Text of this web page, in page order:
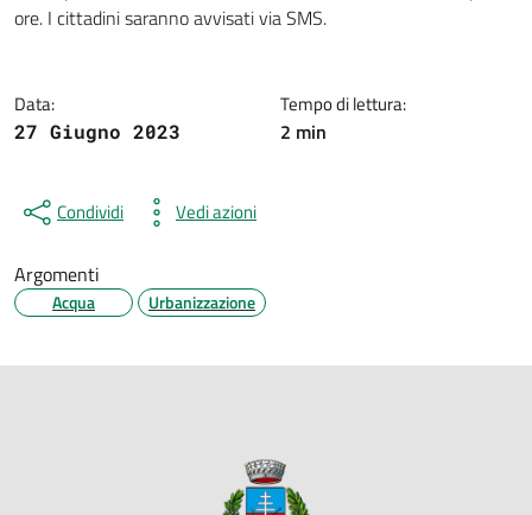
ore. I cittadini saranno avvisati via SMS.
Data:
27 Giugno 2023
Tempo di lettura:
2 min
Condividi Vedi azioni
Argomenti
Acqua Urbanizzazione